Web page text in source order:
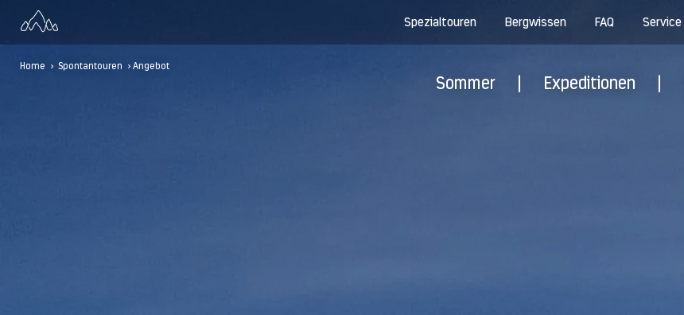
Spezialtouren Bergwissen FAQ Service
Sommer Expeditionen
Home > Spontantouren > Angebot